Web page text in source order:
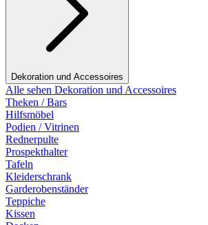
Dekoration und Accessoires
Alle sehen Dekoration und Accessoires
Theken / Bars
Hilfsmöbel
Podien / Vitrinen
Rednerpulte
Prospekthalter
Tafeln
Kleiderschrank
Garderobenständer
Teppiche
Kissen